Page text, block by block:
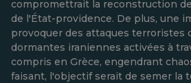
compromettrait la reconstruction
de l'État-providence. De plus, une
provoquer des attaques terroristes
dormantes iraniennes activées à
compris en Grèce, engendrant
faisant, l'objectif serait de semer la